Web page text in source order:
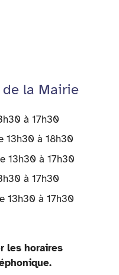
de la Mairie
à 17h30
13h30 à 18h30
13h30 à 17h30
à 17h30
13h30 à 17h30
les horaires